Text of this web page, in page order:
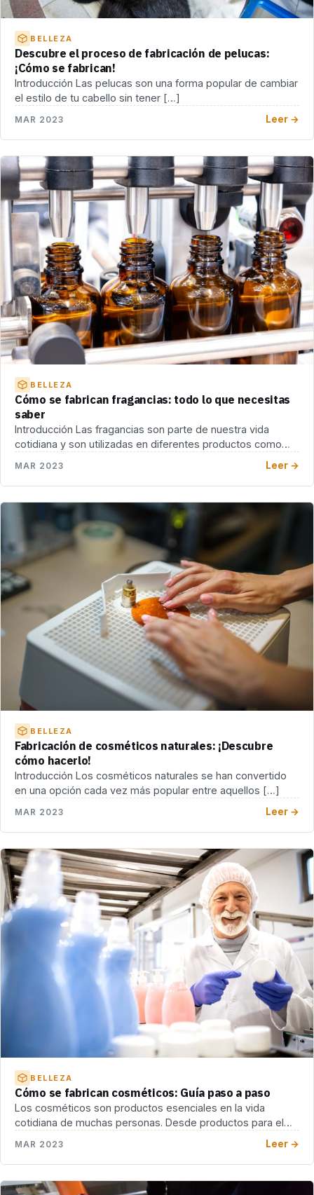
BELLEZA
Descubre el proceso de fabricación de pelucas:
¡Cómo se fabrican!
Introducción Las pelucas son una forma popular de cambiar
el estilo de tu cabello sin tener […]
MAR 2023 Leer →
BELLEZA
Cómo se fabrican fragancias: todo lo que necesitas
saber
Introducción Las fragancias son parte de nuestra vida
cotidiana y son utilizadas en diferentes productos como
MAR 2023 Leer →
BELLEZA
Fabricación de cosméticos naturales: ¡Descubre
cómo hacerlo!
Introducción Los cosméticos naturales se han convertido
en una opción cada vez más popular entre aquellos […]
MAR 2023 Leer →
BELLEZA
Cómo se fabrican cosméticos: Guía paso a paso
Los cosméticos son productos esenciales en la vida
cotidiana de muchas personas. Desde productos para el
MAR 2023 Leer →